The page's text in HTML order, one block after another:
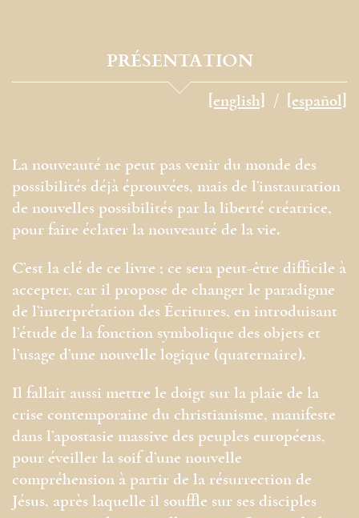
PRÉSENTATION
[english] [español]
La nouveauté ne peut pas venir du monde des
possibilités déjà éprouvées, mais de l’instauration
de nouvelles possibilités par la liberté créatrice,
pour faire éclater la nouveauté de la vie.
C’est la clé de ce livre ; ce sera peut-être difficile à
accepter, car il propose de changer le paradigme
de l’interprétation des Écritures, en introduisant
l’étude de la fonction symbolique des objets et
l’usage d’une nouvelle logique (quaternaire).
Il fallait aussi mettre le doigt sur la plaie de la
crise contemporaine du christianisme, manifeste
dans l’apostasie massive des peuples européens,
pour éveiller la soif d’une nouvelle
compréhension à partir de la résurrection de
Jésus, après laquelle il souffle sur ses disciples